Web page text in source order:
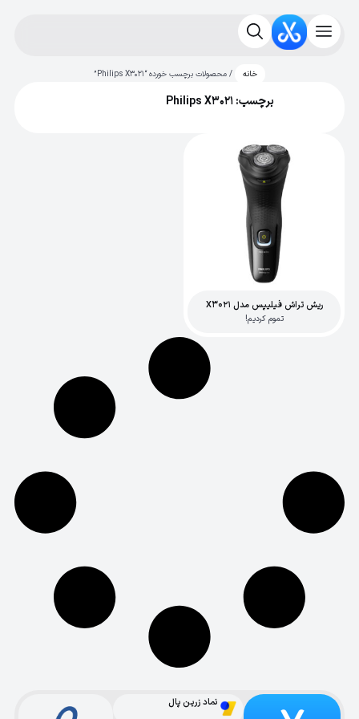
خانه / محصولات برچسب خورده “Philips X3021”
برچسب: Philips X3021
ریش تراش فیلیپس مدل X3021
تموم کردیم!
نماد زرین پال